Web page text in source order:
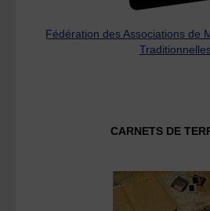
Fédération des Associations de
CARNETS DE